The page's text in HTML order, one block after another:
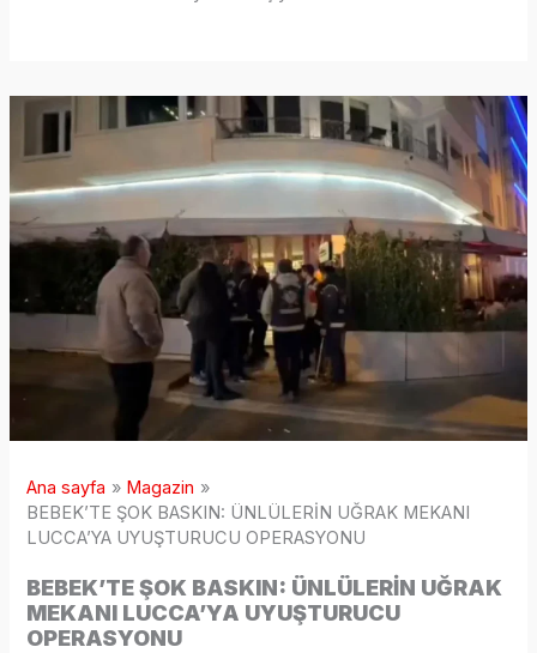
Ana sayfa
Magazin
BEBEK’TE ŞOK BASKIN: ÜNLÜLERİN UĞRAK MEKANI
LUCCA’YA UYUŞTURUCU OPERASYONU
BEBEK’TE ŞOK BASKIN: ÜNLÜLERİN UĞRAK
MEKANI LUCCA’YA UYUŞTURUCU
OPERASYONU